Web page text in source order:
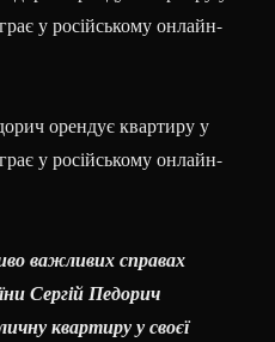
орендує квартиру у
у російському онлайн-
важливих справах
Сергій Педорич
квартиру у своєї